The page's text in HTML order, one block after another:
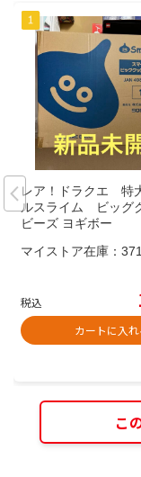
レア！ドラクエ 特
ルスライム ビッグ
ビーズ ヨギボー
マイストア在庫：
税込
カートに入れ
こ